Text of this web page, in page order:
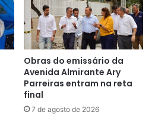
Obras do emissário da
Avenida Almirante Ary
Parreiras entram na reta
final
7 de agosto de 2026